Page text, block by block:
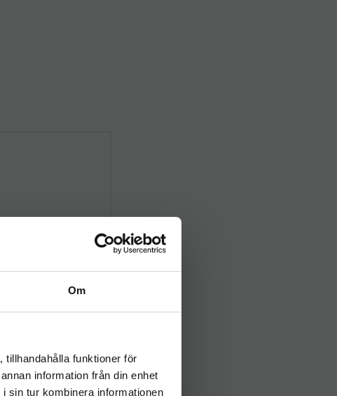
Om
tillhandahålla funktioner för
information från din enhet
sin tur kombinera informationen